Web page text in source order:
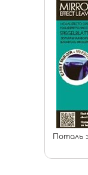
Поталь